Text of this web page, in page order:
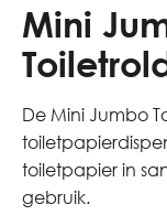
Mini
De Mini Jumbo
toiletpapier in
gebruik.